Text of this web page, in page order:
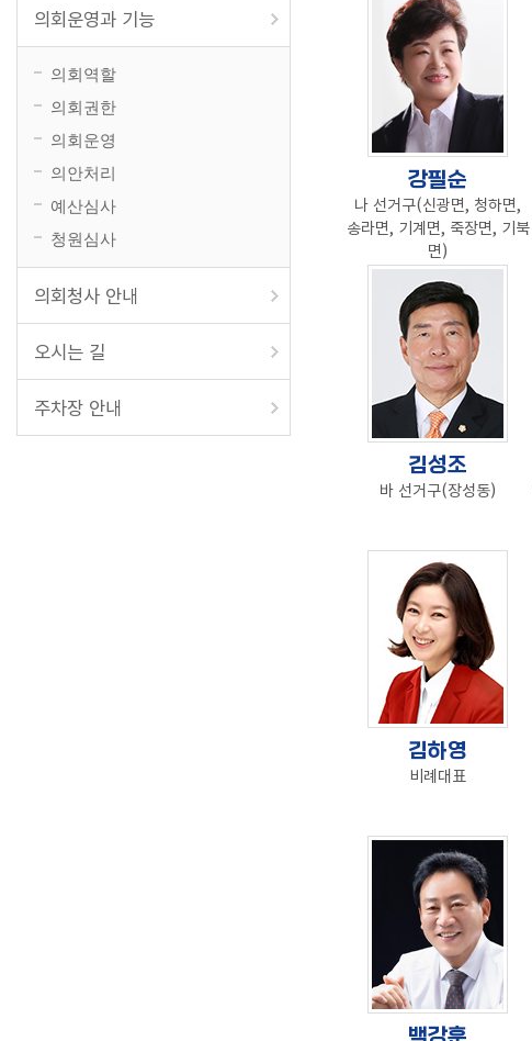
의회운영과 기능
의회역할
의회권한
의회운영
의안처리
예산심사
청원심사
의회청사 안내
오시는 길
주차장 안내
강필순
나 선거구(신광면, 청하면,
송라면, 기계면, 죽장면, 기북
면)
김성조
바 선거구(장성동)
김하영
비례대표